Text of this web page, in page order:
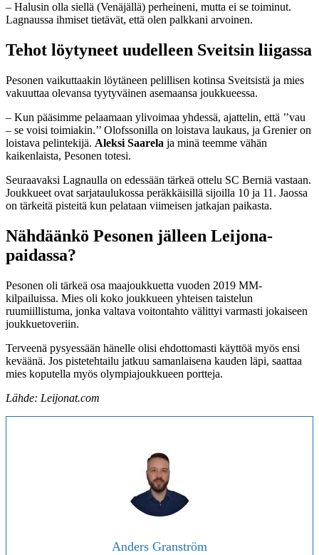
– Halusin olla siellä (Venäjällä) perheineni, mutta ei se toiminut.
Lagnaussa ihmiset tietävät, että olen palkkani arvoinen.
Tehot löytyneet uudelleen Sveitsin liigassa
Pesonen vaikuttaakin löytäneen pelillisen kotinsa Sveitsistä ja mies
vakuuttaa olevansa tyytyväinen asemaansa joukkueessa.
– Kun pääsimme pelaamaan ylivoimaa yhdessä, ajattelin, että ’’vau
– se voisi toimiakin.’’ Olofssonilla on loistava laukaus, ja Grenier on
loistava pelintekijä. Aleksi Saarela ja minä teemme vähän
kaikenlaista, Pesonen totesi.
Seuraavaksi Lagnaulla on edessään tärkeä ottelu SC Berniä vastaan.
Joukkueet ovat sarjataulukossa peräkkäisillä sijoilla 10 ja 11. Jaossa
on tärkeitä pisteitä kun pelataan viimeisen jatkajan paikasta.
Nähdäänkö Pesonen jälleen Leijona-
paidassa?
Pesonen oli tärkeä osa maajoukkuetta vuoden 2019 MM-
kilpailuissa. Mies oli koko joukkueen yhteisen taistelun
ruumiillistuma, jonka valtava voitontahto välittyi varmasti jokaiseen
joukkuetoveriin.
Terveenä pysyessään hänelle olisi ehdottomasti käyttöä myös ensi
keväänä. Jos pistetehtailu jatkuu samanlaisena kauden läpi, saattaa
mies koputella myös olympiajoukkueen portteja.
Lähde: Leijonat.com
Anders Granström